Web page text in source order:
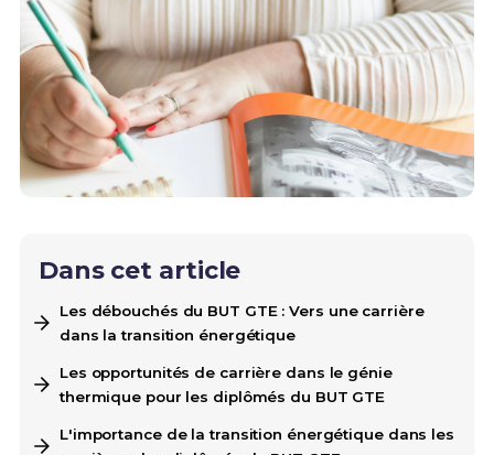
Dans cet article
Les débouchés du BUT GTE : Vers une carrière
dans la transition énergétique
Les opportunités de carrière dans le génie
thermique pour les diplômés du BUT GTE
L'importance de la transition énergétique dans les